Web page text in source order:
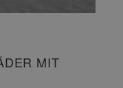
MIT